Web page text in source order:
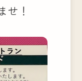
せ！